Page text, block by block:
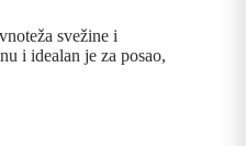
svežine i
i idealan je za posao,